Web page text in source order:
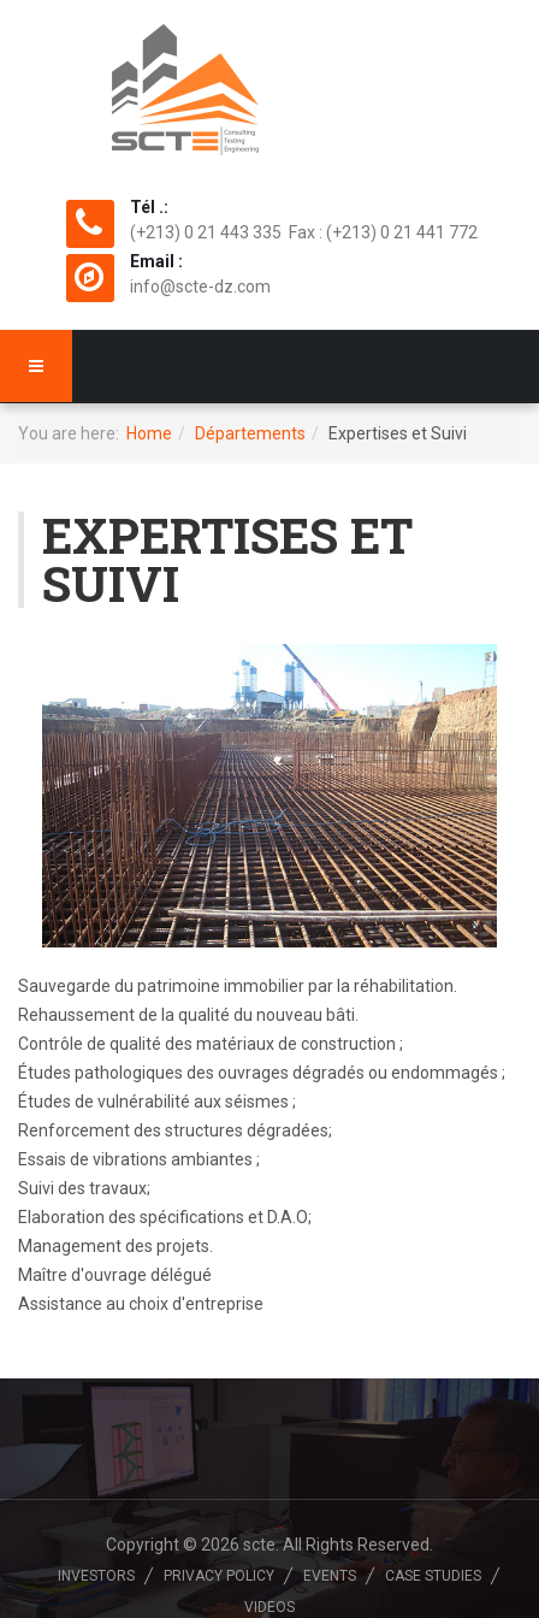
Tél .:
(+213) 0 21 443 335 Fax : (+213) 0 21 441 772
Email :
info@scte-dz.com
You are here: Home Départements Expertises et Suivi
EXPERTISES ET
SUIVI
Sauvegarde du patrimoine immobilier par la réhabilitation.
Rehaussement de la qualité du nouveau bâti.
Contrôle de qualité des matériaux de construction ;
Études pathologiques des ouvrages dégradés ou endommagés ;
Études de vulnérabilité aux séismes ;
Renforcement des structures dégradées;
Essais de vibrations ambiantes ;
Suivi des travaux;
Elaboration des spécifications et D.A.O;
Management des projets.
Maître d'ouvrage délégué
Assistance au choix d'entreprise
Copyright © 2026 scte. All Rights Reserved.
INVESTORS PRIVACY POLICY EVENTS
CASE STUDIES
VIDEOS